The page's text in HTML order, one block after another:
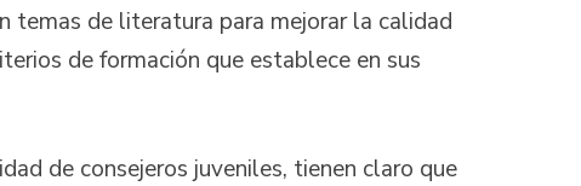
temas de literatura para mejorar la calidad
de formación que establece en sus
de consejeros juveniles, tienen claro que